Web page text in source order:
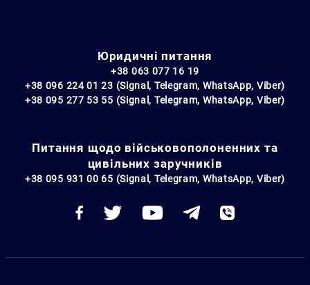
Юридичні питання
+38 063 077 16 19
+38 096 224 01 23 (Signal, Telegram, WhatsApp, Viber)
+38 095 277 53 55 (Signal, Telegram, WhatsApp, Viber)
Питання щодо військовополоненних та
цивільних заручників
+38 095 931 00 65 (Signal, Telegram, WhatsApp, Viber)